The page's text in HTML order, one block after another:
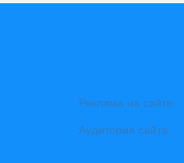
Реклама на сайте
Аудитория сайта